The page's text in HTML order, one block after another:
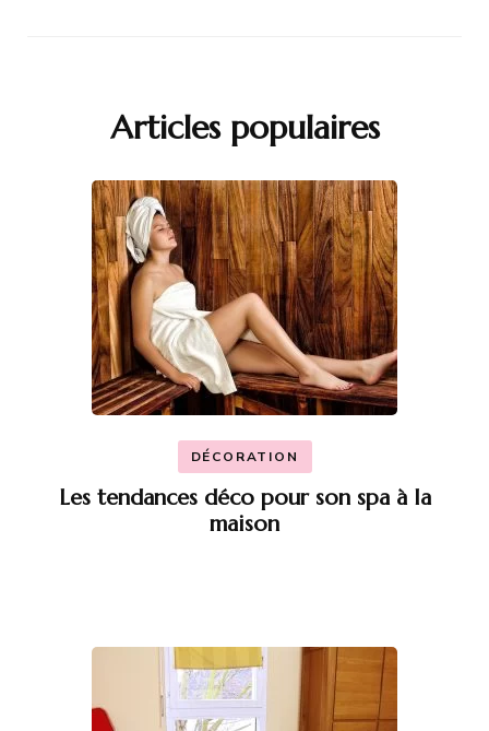
Articles populaires
DÉCORATION
Les tendances déco pour son spa à la
maison